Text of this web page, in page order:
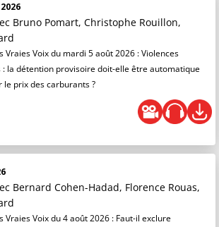
Bruno Pomart, Christophe Rouillon,
Vraies Voix du mardi 5 août 2026 : Violences
la détention provisoire doit-elle être automatique
le prix des carburants ?
Bernard Cohen-Hadad, Florence Rouas,
Vraies Voix du 4 août 2026 : Faut-il exclure